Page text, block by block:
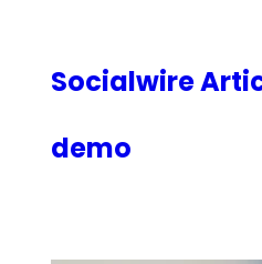
Socialwire
demo